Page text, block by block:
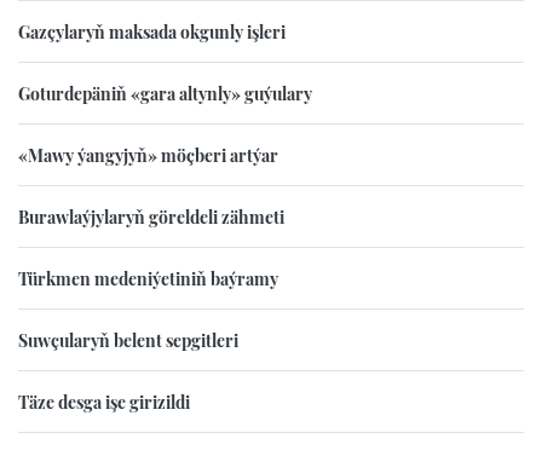
Gazçylaryň maksada okgunly işleri
Goturdepäniň «gara altynly» guýulary
«Mawy ýangyjyň» möçberi artýar
Burawlaýjylaryň göreldeli zähmeti
Türkmen medeniýetiniň baýramy
Suwçularyň belent sepgitleri
Täze desga işe girizildi